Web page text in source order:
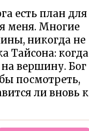
есть план для
меня. Многие
никогда не
Тайсона: когда
вершину. Бог
посмотреть,
ли вновь к